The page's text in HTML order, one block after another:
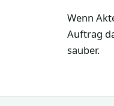
Wenn
Auftrag
sauber.